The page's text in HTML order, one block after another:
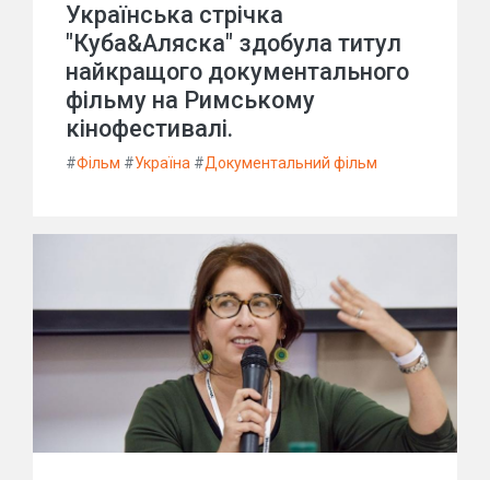
Українська стрічка
"Куба&Аляска" здобула титул
найкращого документального
фільму на Римському
кінофестивалі.
#Фільм #Україна #Документальний фільм